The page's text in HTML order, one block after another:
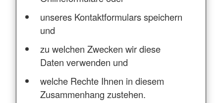
unseres Kontaktformulars speichern
und
zu welchen Zwecken wir diese
Daten verwenden und
welche Rechte Ihnen in diesem
Zusammenhang zustehen.